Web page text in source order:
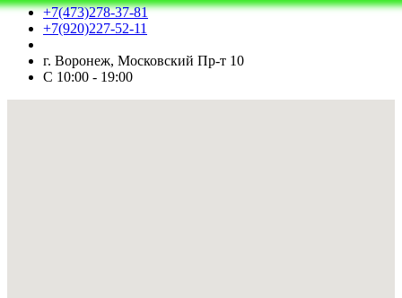
+7(473)278-37-81
+7(920)227-52-11
г. Воронеж, Московский Пр-т 10
С 10:00 - 19:00